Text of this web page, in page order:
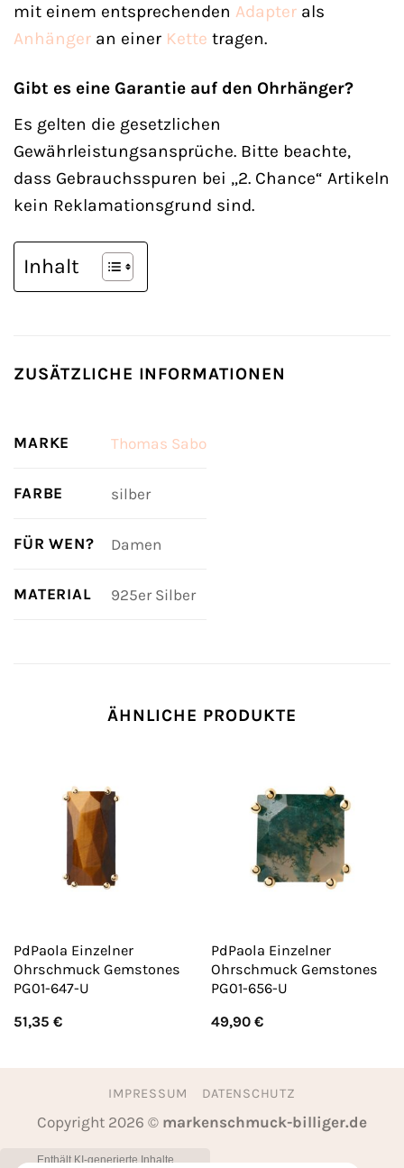
mit einem entsprechenden Adapter als
Anhänger an einer Kette tragen.
Gibt es eine Garantie auf den Ohrhänger?
Es gelten die gesetzlichen
Gewährleistungsansprüche. Bitte beachte,
dass Gebrauchsspuren bei „2. Chance“ Artikeln
kein Reklamationsgrund sind.
Inhalt
ZUSÄTZLICHE INFORMATIONEN
MARKE Thomas Sabo
FARBE silber
FÜR WEN? Damen
MATERIAL 925er Silber
ÄHNLICHE PRODUKTE
PdPaola Einzelner
Ohrschmuck Gemstones
PG01-647-U
51,35 €
PdPaola Einzelner
Ohrschmuck Gemstones
PG01-656-U
49,90 €
IMPRESSUM DATENSCHUTZ
Copyright 2026 © markenschmuck-billiger.de